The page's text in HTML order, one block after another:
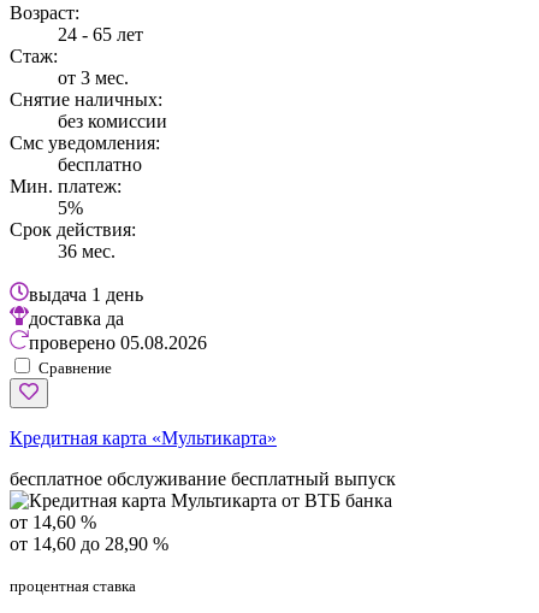
Возраст:
24 - 65 лет
Стаж:
от 3 мес.
Снятие наличных:
без комиссии
Смс уведомления:
бесплатно
Мин. платеж:
5%
Срок действия:
36 мес.
выдача 1 день
доставка да
проверено 05.08.2026
Сравнение
Кредитная карта «Мультикарта»
бесплатное обслуживание бесплатный выпуск
от 14,60 %
от 14,60 до 28,90 %
процентная ставка